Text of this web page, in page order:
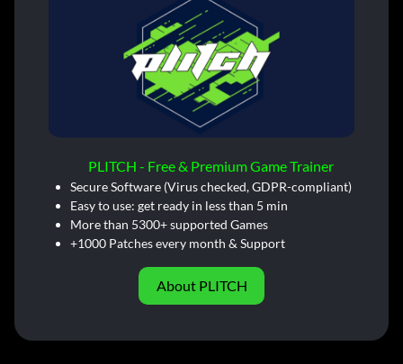
PLITCH - Free & Premium Game Trainer
Secure Software (Virus checked, GDPR-compliant)
Easy to use: get ready in less than 5 min
More than 5300+ supported Games
+1000 Patches every month & Support
About PLITCH